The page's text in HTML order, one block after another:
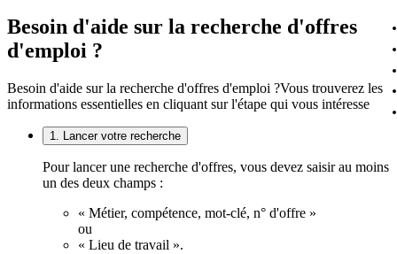
Besoin d'aide sur la recherche d'offres
d'emploi ?
Besoin d'aide sur la recherche d'offres d'emploi ?Vous trouverez les
informations essentielles en cliquant sur l'étape qui vous intéresse
1. Lancer votre recherche
Pour lancer une recherche d'offres, vous devez saisir au moins
un des deux champs :
« Métier, compétence, mot-clé, n° d'offre »
ou
« Lieu de travail ».